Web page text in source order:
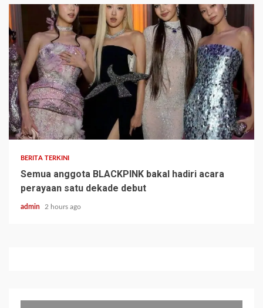
BERITA TERKINI
Semua anggota BLACKPINK bakal hadiri acara
perayaan satu dekade debut
admin 2 hours ago